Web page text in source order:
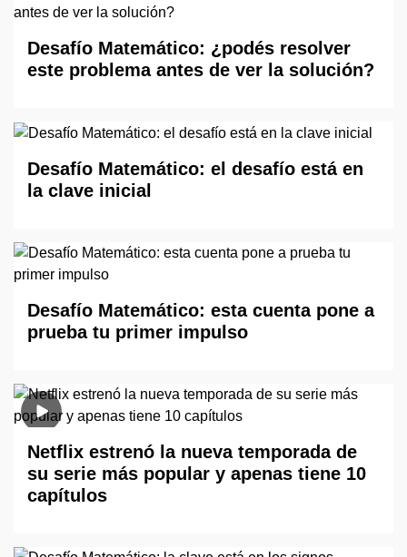
Desafío Matemático: ¿podés resolver
este problema antes de ver la solución?
Desafío Matemático: el desafío está en
la clave inicial
Desafío Matemático: esta cuenta pone a
prueba tu primer impulso
Netflix estrenó la nueva temporada de
su serie más popular y apenas tiene 10
capítulos